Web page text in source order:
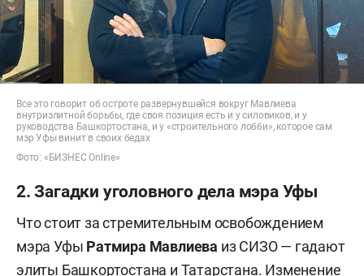
Все это говорит об остроте развернувшейся вокруг Мавлиева
внутриэлитной борьбы, где своя позиция есть и у силовиков, и у
руководства Башкортостана, и у «строительного лобби», которое сам
мэр Уфы винит в своих бедах
Фото: «БИЗНЕС Online»
2. Загадки уголовного дела мэра Уфы
Что стоит за стремительным освобождением
мэра Уфы Ратмира Мавлиева из СИЗО — гадают
элиты Башкортостана и Татарстана. Изменение